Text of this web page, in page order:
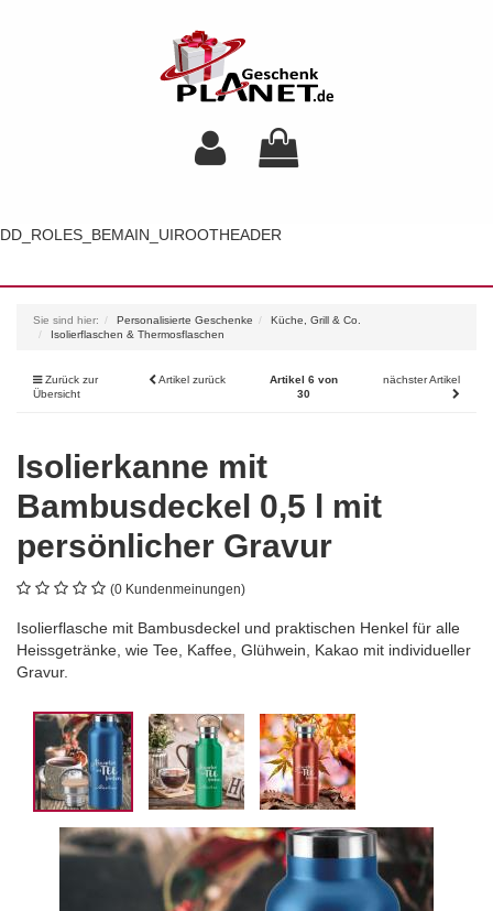
DD_ROLES_BEMAIN_UIROOTHEADER
Sie sind hier: Personalisierte Geschenke
Küche, Grill & Co.
Isolierflaschen & Thermosflaschen
Zurück zur
Übersicht
Artikel zurück
Artikel 6 von
30
nächster Artikel
Isolierkanne mit
Bambusdeckel 0,5 l mit
persönlicher Gravur
(0 Kundenmeinungen)
Isolierflasche mit Bambusdeckel und praktischen Henkel für alle
Heissgetränke, wie Tee, Kaffee, Glühwein, Kakao mit individueller
Gravur.